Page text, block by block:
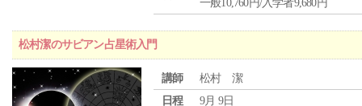
一般10,760円/入学者9,680円
松村潔のサビアン占星術入門
講師
松村 潔
日程
9月 9日